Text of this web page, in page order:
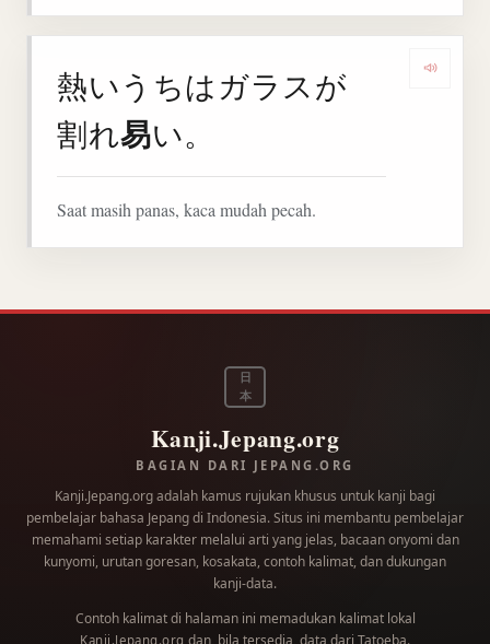
熱いうちはガラスが
割れ易い。
Saat masih panas, kaca mudah pecah.
日
本
Kanji.Jepang.org
BAGIAN DARI JEPANG.ORG
Kanji.Jepang.org adalah kamus rujukan khusus untuk kanji bagi
pembelajar bahasa Jepang di Indonesia. Situs ini membantu pembelajar
memahami setiap karakter melalui arti yang jelas, bacaan onyomi dan
kunyomi, urutan goresan, kosakata, contoh kalimat, dan dukungan
kanji-data.
Contoh kalimat di halaman ini memadukan kalimat lokal
Kanji.Jepang.org dan, bila tersedia, data dari Tatoeba.